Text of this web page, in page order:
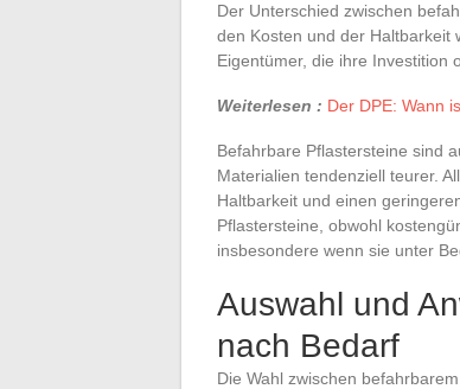
Der Unterschied zwischen
den Kosten und der Haltbarkeit
Eigentümer, die ihre Investition
Weiterlesen : Der DPE: Wann
Befahrbare Pflastersteine sind
Materialien tendenziell teurer.
Haltbarkeit und einen
Pflastersteine, obwohl
insbesondere wenn sie unter
Auswahl und
nach Bedarf
Die Wahl zwischen